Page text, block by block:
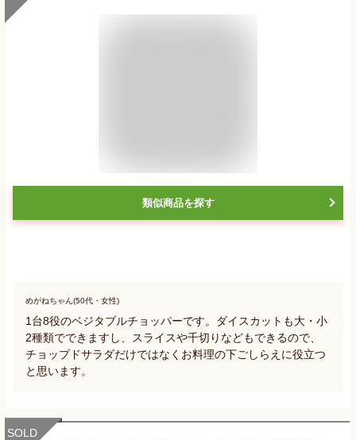
類似商品を探す
めがねちゃん(50代・女性)
1台8役のベジタブルチョッパーです。ダイスカットも大・小
2種類でできますし、スライスや千切りなどもできるので、
チョップドサラダだけではなくお料理の下ごしらえに役立つ
と思います。
SOLD